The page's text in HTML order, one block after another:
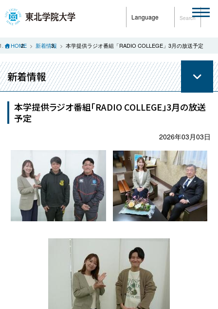
Language Search
HOME 新着情報 本学提供ラジオ番組「RADIO COLLEGE」3月の放送予定
新着情報
本学提供ラジオ番組「RADIO COLLEGE」3月の放送
予定
2026年03月03日